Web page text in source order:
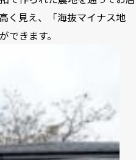
く見え、「海抜マイナス地
できます。